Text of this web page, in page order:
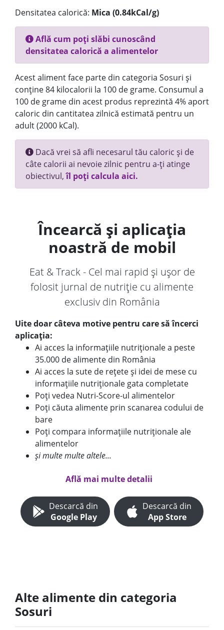
Densitatea calorică: Mica (0.84kCal/g)
Află cum poți slăbi cunoscând
densitatea calorică a alimentelor
Acest aliment face parte din categoria Sosuri și
conține 84 kilocalorii la 100 de grame. Consumul a
100 de grame din acest produs reprezintă 4% aport
caloric din cantitatea zilnică estimată pentru un
adult (2000 kCal).
Dacă vrei să afli necesarul tău caloric și de
câte calorii ai nevoie zilnic pentru a-ți atinge
obiectivul,îl poți calcula aici.
Încearcă și aplicația
noastră de mobil
Eat & Track - Cel mai rapid și ușor de
folosit jurnal de nutriție cu alimente
exclusiv din România
Uite doar câteva motive pentru care să încerci
aplicația:
Ai acces la informațiile nutriționale a peste
35.000 de alimente din România
Ai acces la sute de rețete și idei de mese cu
informațiile nutriționale gata completate
Poți vedea Nutri-Score-ul alimentelor
Poți căuta alimente prin scanarea codului de
bare
Poți compara informațiile nutriționale ale
alimentelor
și multe multe altele...
Află mai multe detalii
Descarcă din
Google Play
Descarcă din
App Store
Alte alimente din categoria
Sosuri